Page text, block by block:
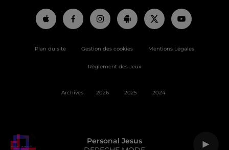
Personal Jesus
Plan du site Gestion des cookies Mentions Légales
Règlement des Jeux
Archives 2026 2025 2024